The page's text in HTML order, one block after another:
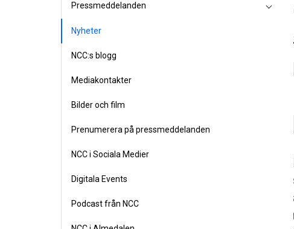
Pressmeddelanden
Nyheter
NCC:s blogg
Mediakontakter
Bilder och film
Prenumerera på pressmeddelanden
NCC i Sociala Medier
Digitala Events
Podcast från NCC